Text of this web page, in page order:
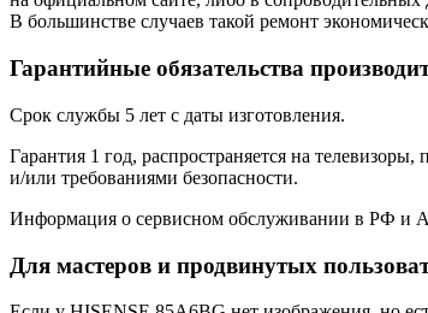
В большинстве случаев такой ремонт
Гарантийные обязательства
Срок службы 5 лет с даты изготовления.
Гарантия 1 год, распространяется на
и/или требованиями безопасности.
Информация о сервисном обслуживании в РФ и
Для мастеров и продвинутых